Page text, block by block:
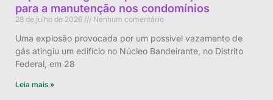
para a manutenção nos condomínios
28 de julho de 2026 Nenhum comentário
Uma explosão provocada por um possível vazamento de
gás atingiu um edifício no Núcleo Bandeirante, no Distrito
Federal, em 28
Leia mais »